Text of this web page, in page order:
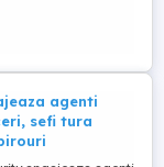
agenti
sefi tura